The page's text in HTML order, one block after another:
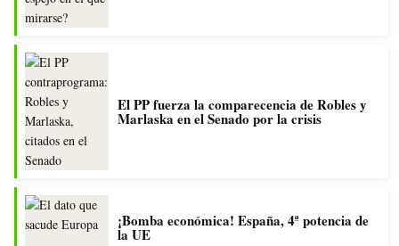
El PP fuerza la comparecencia de Robles y
Marlaska en el Senado por la crisis
¡Bomba económica! España, 4ª potencia de
la UE